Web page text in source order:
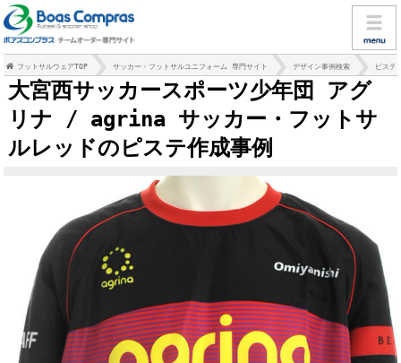
フットサルウェアTOP サッカー・フットサルユニフォーム 専門サイト デザイン事例検索 ピステ
大宮西サッカースポーツ少年団 アグ
リナ / agrina サッカー・フットサ
ルレッドのピステ作成事例